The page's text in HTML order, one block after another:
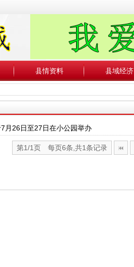
县情资料 县域经济
月26日至27日在小公园举办
第1/1页 每页6条,共1条记录